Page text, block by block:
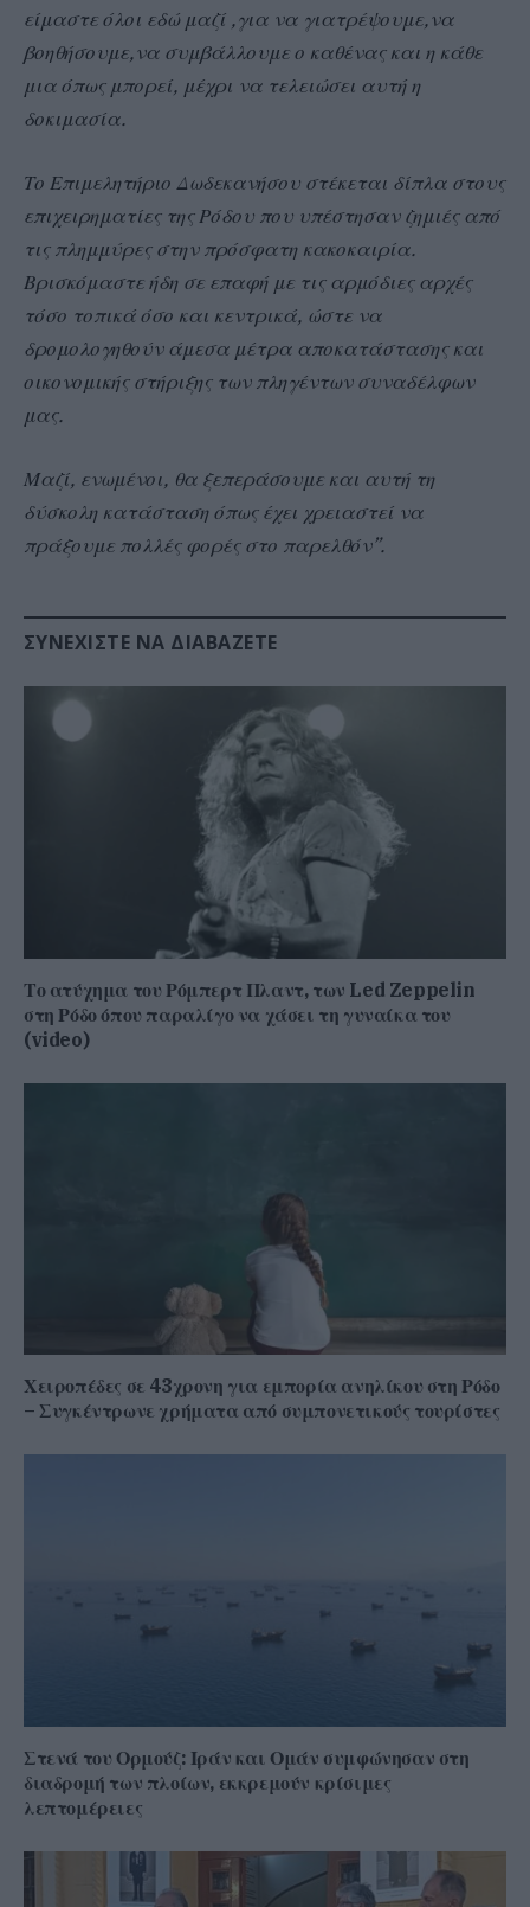
είμαστε όλοι εδώ μαζί ,για να γιατρέψουμε,να
βοηθήσουμε,να συμβάλλουμε ο καθένας και η κάθε
μια όπως μπορεί, μέχρι να τελειώσει αυτή η
δοκιμασία.
Το Επιμελητήριο Δωδεκανήσου στέκεται δίπλα στους
επιχειρηματίες της Ρόδου που υπέστησαν ζημιές από
τις πλημμύρες στην πρόσφατη κακοκαιρία.
Βρισκόμαστε ήδη σε επαφή με τις αρμόδιες αρχές
τόσο τοπικά όσο και κεντρικά, ώστε να
δρομολογηθούν άμεσα μέτρα αποκατάστασης και
οικονομικής στήριξης των πληγέντων συναδέλφων
μας.
Μαζί, ενωμένοι, θα ξεπεράσουμε και αυτή τη
δύσκολη κατάσταση όπως έχει χρειαστεί να
πράξουμε πολλές φορές στο παρελθόν”.
ΣΥΝΕΧΊΣΤΕ ΝΑ ΔΙΑΒΆΖΕΤΕ
Το ατύχημα του Ρόμπερτ Πλαντ, των Led Zeppelin
στη Ρόδο όπου παραλίγο να χάσει τη γυναίκα του
(video)
Χειροπέδες σε 43χρονη για εμπορία ανηλίκου στη Ρόδο
– Συγκέντρωνε χρήματα από συμπονετικούς τουρίστες
Στενά του Ορμούζ: Ιράν και Ομάν συμφώνησαν στη
διαδρομή των πλοίων, εκκρεμούν κρίσιμες
λεπτομέρειες